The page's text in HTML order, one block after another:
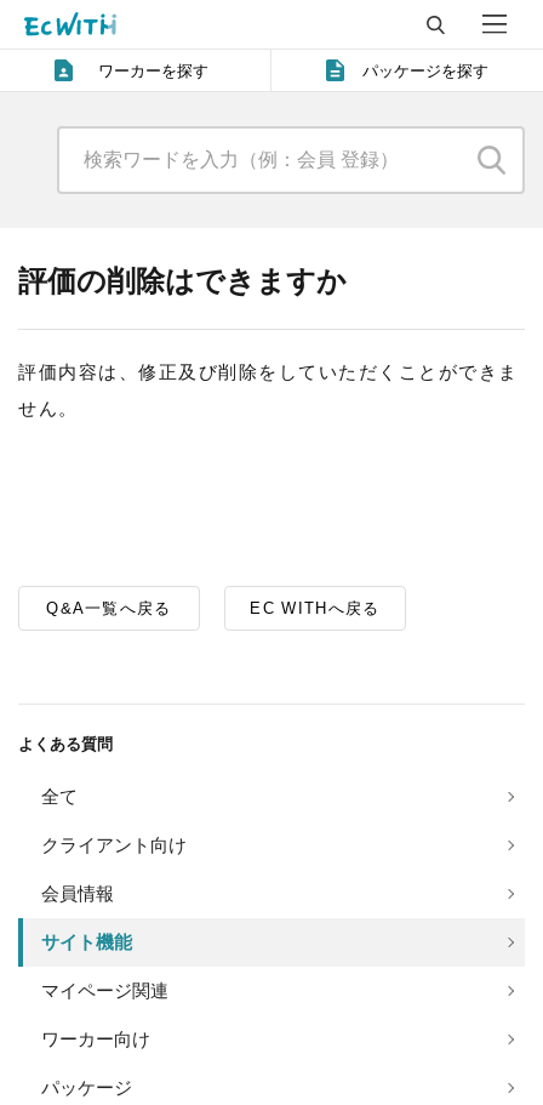
ワーカーを探す パッケージを探す
よくある質問
全て
クライアント向け
会員情報
サイト機能
マイページ関連
ワーカー向け
パッケージ
評価の削除はできますか
評価内容は、修正及び削除をしていただくことができま
せん。
Q&A一覧へ戻る EC WITHへ戻る